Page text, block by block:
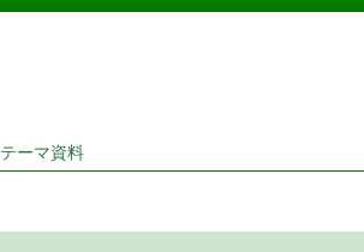
城県立図書館 蔵書検索・予約システム
テーマ資料